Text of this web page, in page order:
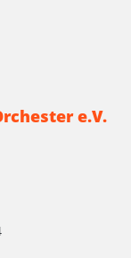
e.V.